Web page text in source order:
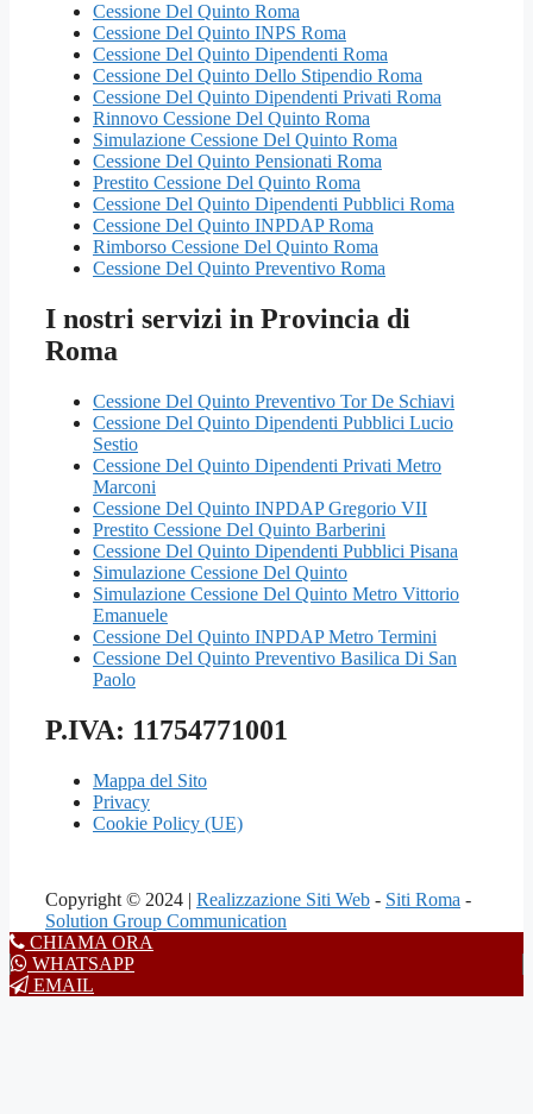
Cessione Del Quinto Roma
Cessione Del Quinto INPS Roma
Cessione Del Quinto Dipendenti Roma
Cessione Del Quinto Dello Stipendio Roma
Cessione Del Quinto Dipendenti Privati Roma
Rinnovo Cessione Del Quinto Roma
Simulazione Cessione Del Quinto Roma
Cessione Del Quinto Pensionati Roma
Prestito Cessione Del Quinto Roma
Cessione Del Quinto Dipendenti Pubblici Roma
Cessione Del Quinto INPDAP Roma
Rimborso Cessione Del Quinto Roma
Cessione Del Quinto Preventivo Roma
I nostri servizi in Provincia di
Roma
Cessione Del Quinto Preventivo Tor De Schiavi
Cessione Del Quinto Dipendenti Pubblici Lucio
Sestio
Cessione Del Quinto Dipendenti Privati Metro
Marconi
Cessione Del Quinto INPDAP Gregorio VII
Prestito Cessione Del Quinto Barberini
Cessione Del Quinto Dipendenti Pubblici Pisana
Simulazione Cessione Del Quinto
Simulazione Cessione Del Quinto Metro Vittorio
Emanuele
Cessione Del Quinto INPDAP Metro Termini
Cessione Del Quinto Preventivo Basilica Di San
Paolo
P.IVA: 11754771001
Mappa del Sito
Privacy
Cookie Policy (UE)
Copyright © 2024 | Realizzazione Siti Web - Siti Roma -
Solution Group Communication
CHIAMA ORA
WHATSAPP
EMAIL